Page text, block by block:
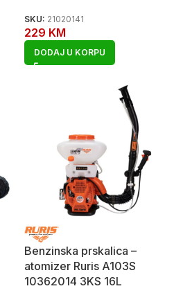
SKU: 21020141
229 KM
DODAJ U KORPU
Benzinska prskalica –
atomizer Ruris A103S
10362014 3KS 16L